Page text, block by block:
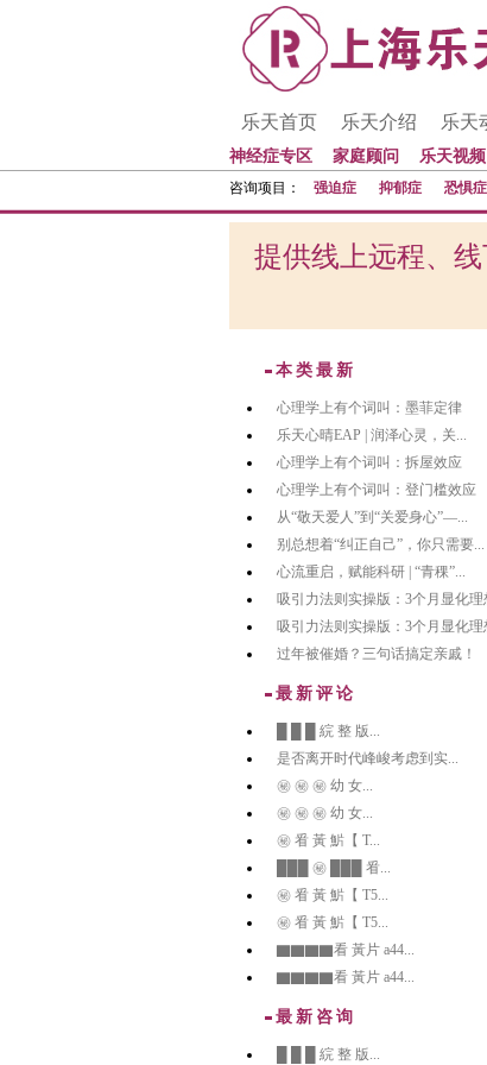
乐天首页 乐天介绍 乐天
神经症专区 家庭顾问 乐天视频
咨询项目： 强迫症 抑郁症 恐惧症
提供线上远程、
本类最新
心理学上有个词叫：墨菲定律
乐天心晴EAP | 润泽心灵，关...
心理学上有个词叫：拆屋效应
心理学上有个词叫：登门槛效应
从“敬天爱人”到“关爱身心”—...
别总想着“纠正自己”，你只需要...
心流重启，赋能科研 | “青稞”...
吸引力法则实操版：3个月显化理
吸引力法则实操版：3个月显化理
过年被催婚？三句话搞定亲戚！
最新评论
█ █ █ 綄 整 版...
是否离开时代峰峻考虑到实...
㊙️ ㊙️ ㊙️ 幼 女...
㊙️ ㊙️ ㊙️ 幼 女...
㊙️ 㸔 黃 魸【 T...
███ ㊙️ ███ 㸔...
㊙️ 㸔 黃 魸【 T5...
㊙️ 㸔 黃 魸【 T5...
▇▇▇▇看 黃片 a44...
▇▇▇▇看 黃片 a44...
最新咨询
█ █ █ 綄 整 版...